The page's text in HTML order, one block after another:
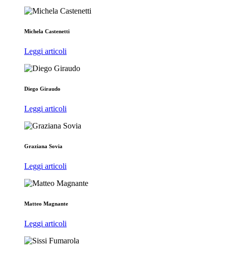
Michela Castenetti
Leggi articoli
Diego Giraudo
Leggi articoli
Graziana Sovia
Leggi articoli
Matteo Magnante
Leggi articoli